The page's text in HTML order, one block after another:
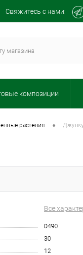
Свяжитесь с нами:
композиции
растения •
Все
0490
30
12